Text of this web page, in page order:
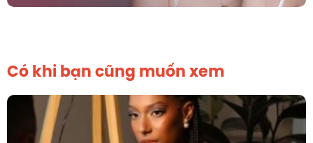
Có khi bạn cũng muốn xem